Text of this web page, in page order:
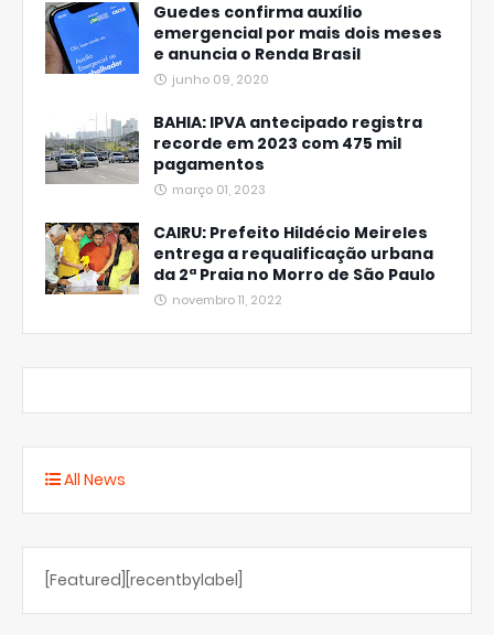
Guedes confirma auxílio
emergencial por mais dois meses
e anuncia o Renda Brasil
junho 09, 2020
BAHIA: IPVA antecipado registra
recorde em 2023 com 475 mil
pagamentos
março 01, 2023
CAIRU: Prefeito Hildécio Meireles
entrega a requalificação urbana
da 2ª Praia no Morro de São Paulo
novembro 11, 2022
All News
[Featured][recentbylabel]